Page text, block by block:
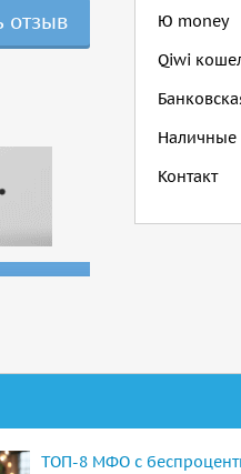
Ю money
Qiwi
Наличные
Контакт
ТОП-8 МФО с